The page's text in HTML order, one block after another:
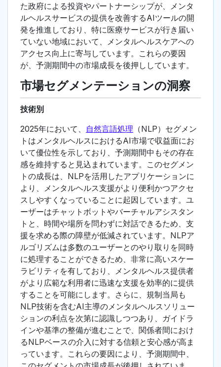
た政府による投資やパートナーシップが、メンタ
ルヘルスサービスの提供を改善するAIツールの開
発を推進しており、特に医療サービスが行き届い
ていない地域において、メンタルヘルスケアへの
アクセス向上に寄与しています。これらの要因
が、予測期間中の市場成長を後押ししています。
市場セグメンテーションの洞察
技術別
2025年において、 自然言語処理 （NLP）セグメン
トはメンタルヘルスにおけるAI市場で収益面にお
いて優位性を示しており、予測期間中もその存在
感を維持すると見込まれています。このセグメン
トの成長は、NLPを活用したアプリケーションに
より、メンタルヘルス支援がより便利かつアクセ
スしやすくなっていることに起因しています。ユ
ーザーはチャットボットやバーチャルアシスタン
トと、時間や場所を問わずに対話できるため、支
援を求める際の障壁が低減されています。NLPア
ルゴリズムは多数のユーザーとのやり取りを同時
に処理することができるため、非常に高いスケー
ラビリティを有しており、メンタルヘルス提供者
がより広範な利用者に迅速な支援を効率的に提供
することを可能にします。さらに、規制当局も
NLP技術を含むAI主導のメンタルヘルスソリュー
ションの利点を次第に認識しつつあり、ガイドラ
インや基準の整備が進むことで、関係者間におけ
るNLPベースの介入に対する信頼と安心感が高ま
っています。これらの要因により、予測期間中、